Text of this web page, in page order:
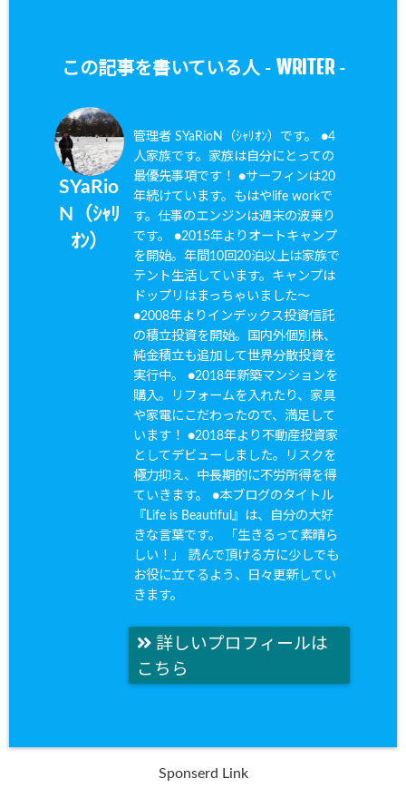
この記事を書いている人 - WRITER-
SYaRio
N（ｼｬﾘ
ｵﾝ）
管理者 SYaRioN（ｼｬﾘｵﾝ）です。 ●4
人家族です。家族は自分にとっての
最優先事項です！ ●サーフィンは20
年続けています。もはやlife workで
す。仕事のエンジンは週末の波乗り
です。 ●2015年よりオートキャンプ
を開始。年間10回20泊以上は家族で
テント生活しています。キャンプは
ドップリはまっちゃいました〜
●2008年よりインデックス投資信託
の積立投資を開始。国内外個別株、
純金積立も追加して世界分散投資を
実行中。 ●2018年新築マンションを
購入。リフォームを入れたり、家具
や家電にこだわったので、満足して
います！ ●2018年より不動産投資家
としてデビューしました。リスクを
極力抑え、中長期的に不労所得を得
ていきます。 ●本ブログのタイトル
『Life is Beautiful』は、自分の大好
きな言葉です。 「生きるって素晴ら
しい！」 読んで頂ける方に少しでも
お役に立てるよう、日々更新してい
きます。
詳しいプロフィールは
こちら
Sponserd Link